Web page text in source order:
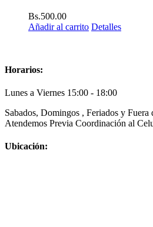
Bs.500.00
Añadir al carrito Detalles
Horarios:
Lunes a Viernes 15:00 - 18:00
Sabados, Domingos , Feriados y Fuera
Atendemos Previa Coordinación al
Ubicación: